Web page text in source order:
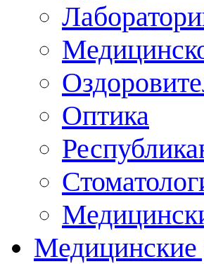
Оптика
Медицинские